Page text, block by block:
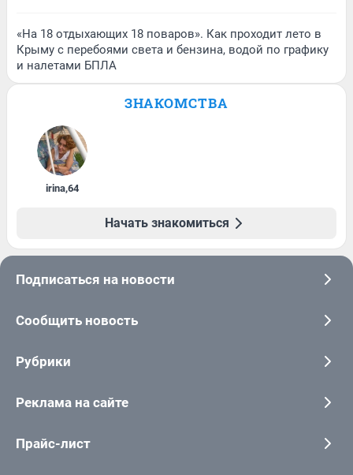
«На 18 отдыхающих 18 поваров». Как проходит лето в
Крыму с перебоями света и бензина, водой по графику
и налетами БПЛА
ЗНАКОМСТВА
irina,64
Начать знакомиться
Подписаться на новости
Сообщить новость
Рубрики
Реклама на сайте
Прайс-лист